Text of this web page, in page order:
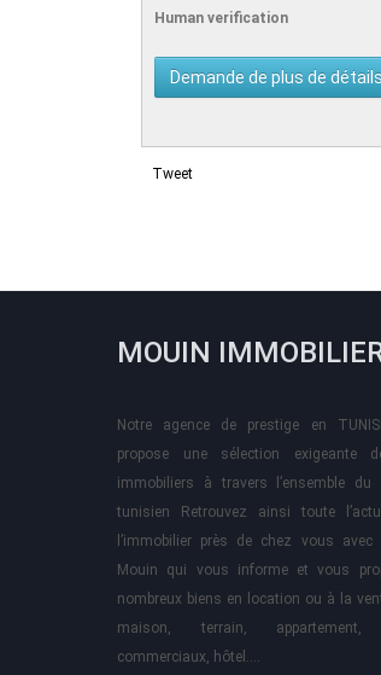
Human verification
Tweet
MOUIN
Notre agence de prestige en
propose une sélection exigeante
immobiliers à travers l’ensemble du
tunisien Retrouvez ainsi toute
l’immobilier près de chez vous avec
Mouin qui vous informe et vous
nombreux biens en location ou à la
maison, terrain, appartement,
commerciaux, hôtel….